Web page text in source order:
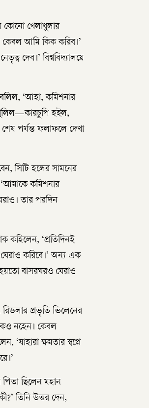
কোনো খেলাধুলার
আমি কিক করিব।’
দেব।’ বিশ্ববিদ্যালয়ে
বলিল, ‘আহা, কমিশনার
খুলিল—কারচুপি হইল,
পর্যন্ত ফলাফলে দেখা
সিটি হলের সামনের
কমিশনার
তার পরদিন
কহিলেন, ‘প্রতিদিনই
করিবে।’ অন্য এক
বাসরঘরও ঘেরাও
রিডলার প্রভৃতি ভিলেনের
নহেন। কেবল
‘যাহারা ক্ষমতার স্বপ্নে
পিতা ছিলেন মহান
তিনি উত্তর দেন,